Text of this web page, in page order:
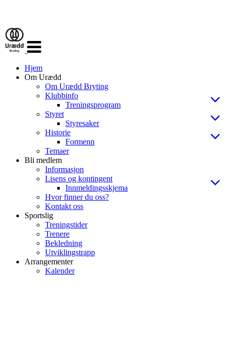
navigasjon
Hjem
Om Urædd
Om Urædd Bryting
Klubbinfo
Treningsprogram
Styret
Styresaker
Historie
Formenn
Temaer
Bli medlem
Informasjon
Lisens og kontingent
Innmeldingsskjema
Hvor finner du oss?
Kontakt oss
Sportslig
Treningstider
Trenere
Bekledning
Utviklingstrapp
Arrangementer
Kalender